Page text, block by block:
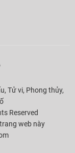
Tử vi, Phong thủy,
Reserved
web này